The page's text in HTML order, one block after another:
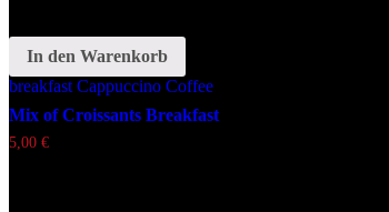
In den Warenkorb
breakfast Cappuccino Coffee
Mix of Croissants Breakfast
5,00 €